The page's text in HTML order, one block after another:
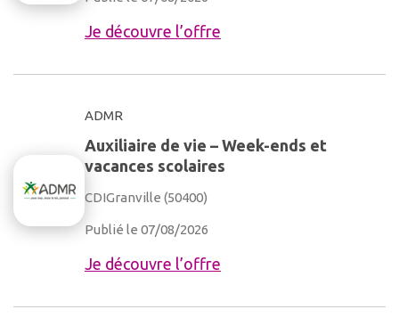
Je découvre l’offre
ADMR
Auxiliaire de vie – Week-ends et
vacances scolaires
CDIGranville (50400)
Publié le 07/08/2026
Je découvre l’offre